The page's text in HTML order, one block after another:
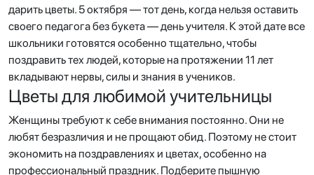
дарить цветы. 5 октября — тот день, когда нельзя оставить
своего педагога без букета — день учителя. К этой дате все
школьники готовятся особенно тщательно, чтобы
поздравить тех людей, которые на протяжении 11 лет
вкладывают нервы, силы и знания в учеников.
Цветы для любимой учительницы
Женщины требуют к себе внимания постоянно. Они не
любят безразличия и не прощают обид. Поэтому не стоит
экономить на поздравлениях и цветах, особенно на
профессиональный праздник. Подберите пышную